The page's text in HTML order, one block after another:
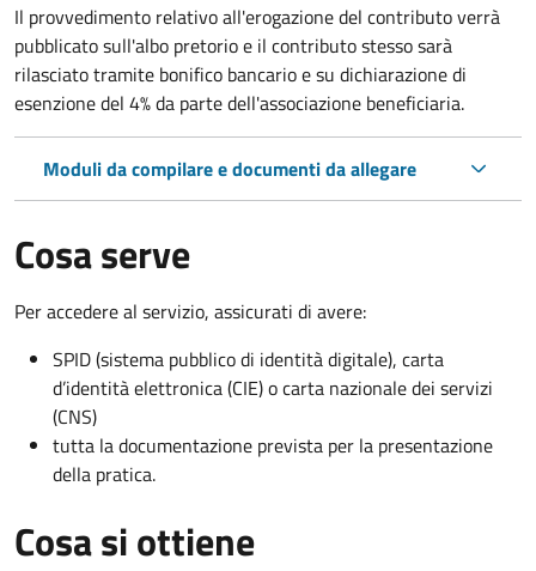
Il provvedimento relativo all'erogazione del contributo verrà
pubblicato sull'albo pretorio e il contributo stesso sarà
rilasciato tramite bonifico bancario e su dichiarazione di
esenzione del 4% da parte dell'associazione beneficiaria.
Moduli da compilare e documenti da allegare
Cosa serve
Per accedere al servizio, assicurati di avere:
SPID (sistema pubblico di identità digitale), carta
d’identità elettronica (CIE) o carta nazionale dei servizi
(CNS)
tutta la documentazione prevista per la presentazione
della pratica.
Cosa si ottiene